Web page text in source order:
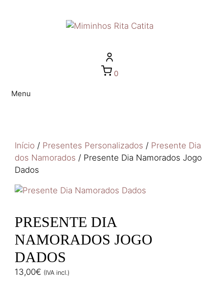
0
Menu
Início / Presentes Personalizados / Presente Dia
dos Namorados / Presente Dia Namorados Jogo
Dados
PRESENTE DIA
NAMORADOS JOGO
DADOS
13,00€ (IVA incl.)